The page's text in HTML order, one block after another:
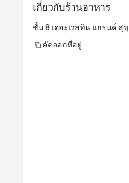
เกี่ยวกับร้านอาหาร
ชั้น 8 เดอะเวสทิน แกรนด์ สุ
คัดลอกที่อยู่